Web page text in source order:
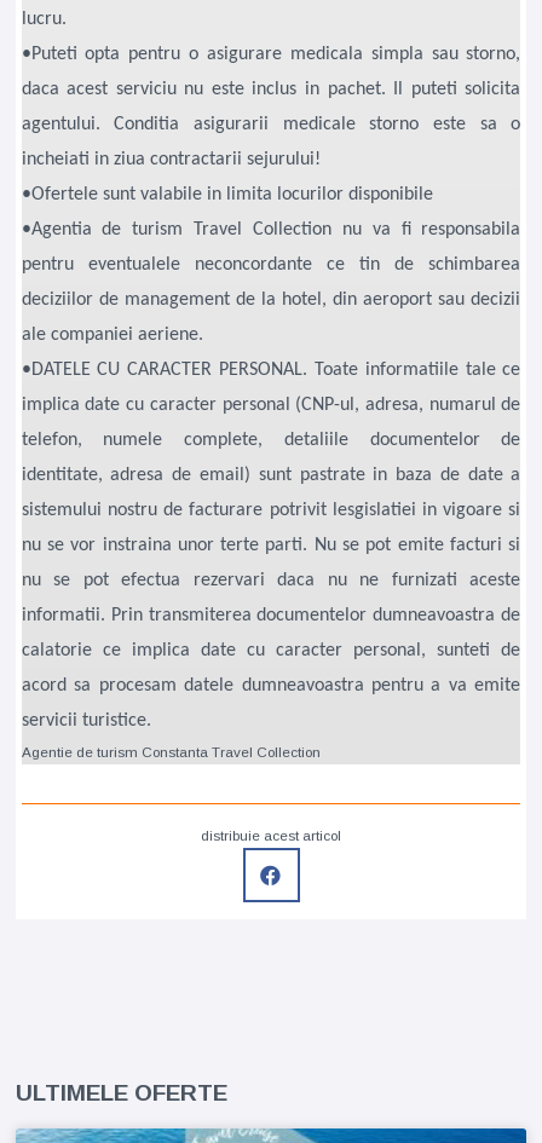
lucru.
•Puteti opta pentru o asigurare medicala simpla sau storno,
daca acest serviciu nu este inclus in pachet. Il puteti solicita
agentului. Conditia asigurarii medicale storno este sa o
incheiati in ziua contractarii sejurului!
•Ofertele sunt valabile in limita locurilor disponibile
•Agentia de turism Travel Collection nu va fi responsabila
pentru eventualele neconcordante ce tin de schimbarea
deciziilor de management de la hotel, din aeroport sau decizii
ale companiei aeriene.
•DATELE CU CARACTER PERSONAL. Toate informatiile tale ce
implica date cu caracter personal (CNP-ul, adresa, numarul de
telefon, numele complete, detaliile documentelor de
identitate, adresa de email) sunt pastrate in baza de date a
sistemului nostru de facturare potrivit lesgislatiei in vigoare si
nu se vor instraina unor terte parti. Nu se pot emite facturi si
nu se pot efectua rezervari daca nu ne furnizati aceste
informatii. Prin transmiterea documentelor dumneavoastra de
calatorie ce implica date cu caracter personal, sunteti de
acord sa procesam datele dumneavoastra pentru a va emite
servicii turistice.
Agentie de turism Constanta Travel Collection
distribuie acest articol
ULTIMELE OFERTE